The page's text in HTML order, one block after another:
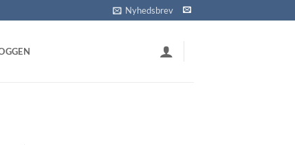
Nyhedsbrev